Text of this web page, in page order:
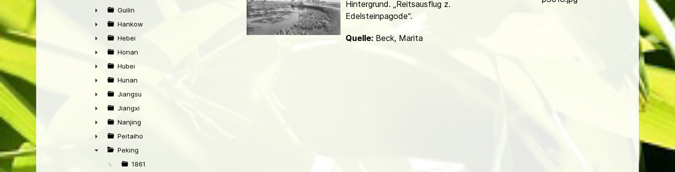
►
►
Guilin
►
Hankow
►
Hebei
►
Honan
►
Hubei
►
Hunan
►
Jiangsu
►
Jiangxi
►
Nanjing
►
Peitaiho
Peking
1861
Hintergrund. „Reitsausflug z.
Edelsteinpagode“.
Quelle:Beck, Marita